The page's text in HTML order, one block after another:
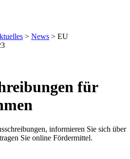
> News > EU
für
informieren Sie sich über
Sie online Fördermittel.